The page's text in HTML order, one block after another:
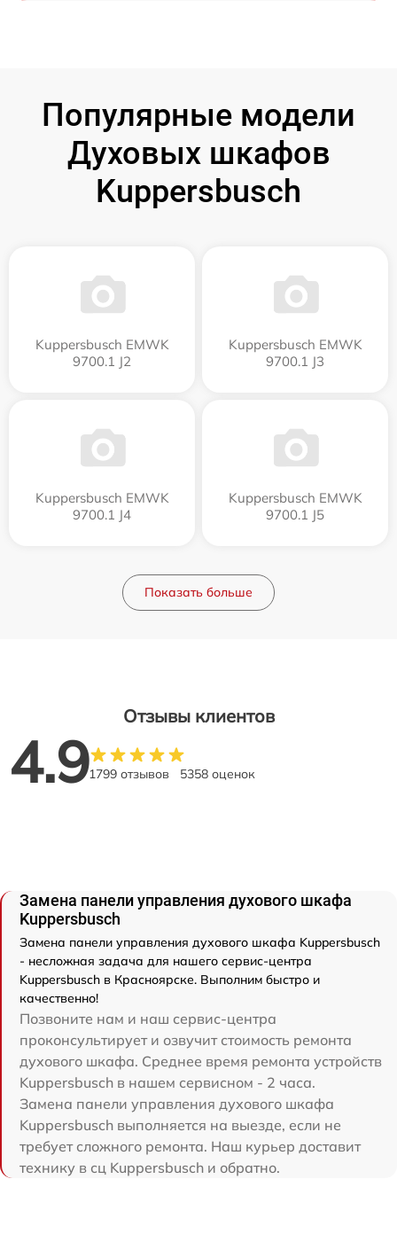
Популярные модели
Духовых шкафов
Kuppersbusch
Kuppersbusch EMWK
9700.1 J2
Kuppersbusch EMWK
9700.1 J3
Kuppersbusch EMWK
9700.1 J4
Kuppersbusch EMWK
9700.1 J5
Показать больше
Отзывы клиентов
4.91799 отзывов 5358 оценок
Замена панели управления духового шкафа
Kuppersbusch
Замена панели управления духового шкафа Kuppersbusch
- несложная задача для нашего сервис-центра
Kuppersbusch в Красноярске. Выполним быстро и
качественно!
Позвоните нам и наш сервис-центра
проконсультирует и озвучит стоимость ремонта
духового шкафа. Среднее время ремонта устройств
Kuppersbusch в нашем сервисном - 2 часа.
Замена панели управления духового шкафа
Kuppersbusch выполняется на выезде, если не
требует сложного ремонта. Наш курьер доставит
технику в сц Kuppersbusch и обратно.